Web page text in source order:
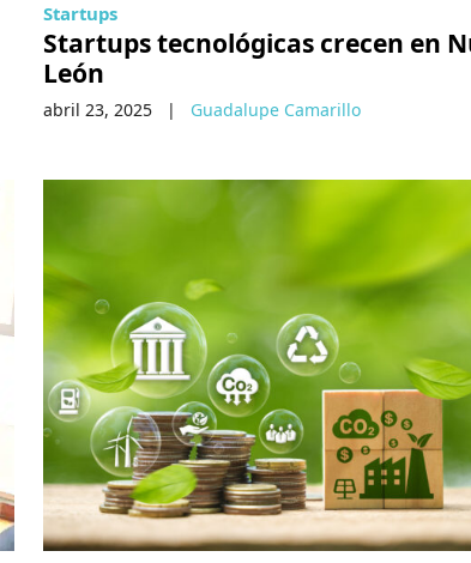
Startups
Startups tecnológicas crecen en
León
abril 23, 2025 | Guadalupe Camarillo